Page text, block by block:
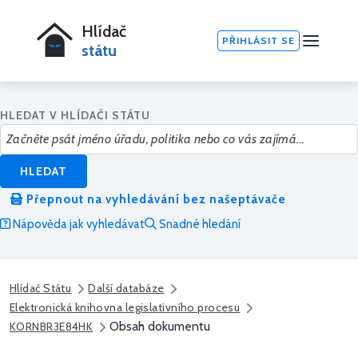
Hlídač
státu
PŘIHLÁSIT SE
HLEDAT V HLÍDAČI STÁTU
HLEDAT
Přepnout na vyhledávání bez našeptávače
Nápověda jak vyhledávat
Snadné hledání
Hlídač Státu
Další databáze
Elektronická knihovna legislativního procesu
KORNBR3E84HK
Obsah dokumentu